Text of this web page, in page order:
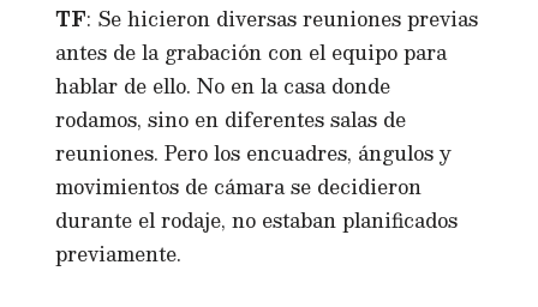
TF: Se hicieron diversas reuniones previas
antes de la grabación con el equipo para
hablar de ello. No en la casa donde
rodamos, sino en diferentes salas de
reuniones. Pero los encuadres, ángulos y
movimientos de cámara se decidieron
durante el rodaje, no estaban planificados
previamente.